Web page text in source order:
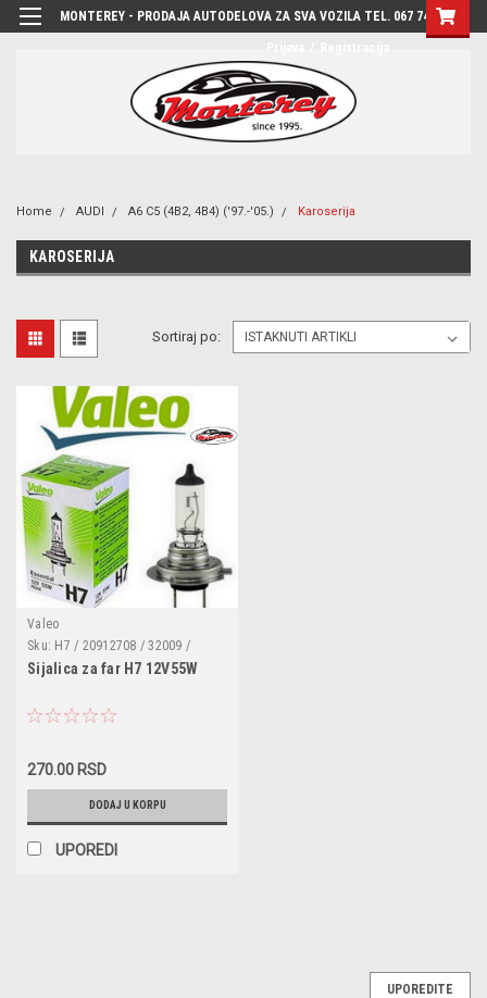
MONTEREY - PRODAJA AUTODELOVA ZA SVA VOZILA TEL. 067 7444-780
Home AUDI A6 C5 (4B2, 4B4) ('97.-'05.) Karoserija
KAROSERIJA
Sortiraj po:
Valeo
Sku: H7 / 20912708 / 32009 /
14145090 / N10320101 /
N10320102 / N10320103 /
63126904931 / 63128361289 /
63216926911 / 63217160780
Sijalica za far H7 12V55W
270.00 RSD
DODAJ U KORPU
UPOREDI
UPOREDITE